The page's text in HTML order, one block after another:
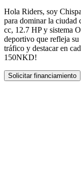
Hola Riders, soy
para dominar la ciudad
cc, 12.7 HP y sistema
deportivo que refleja
tráfico y destacar en
150NKD!
Solicitar financiamiento